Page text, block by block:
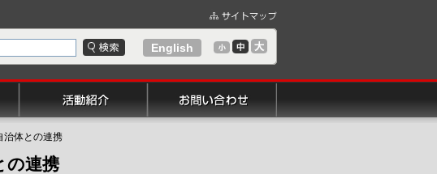
English
治体との連携
の連携